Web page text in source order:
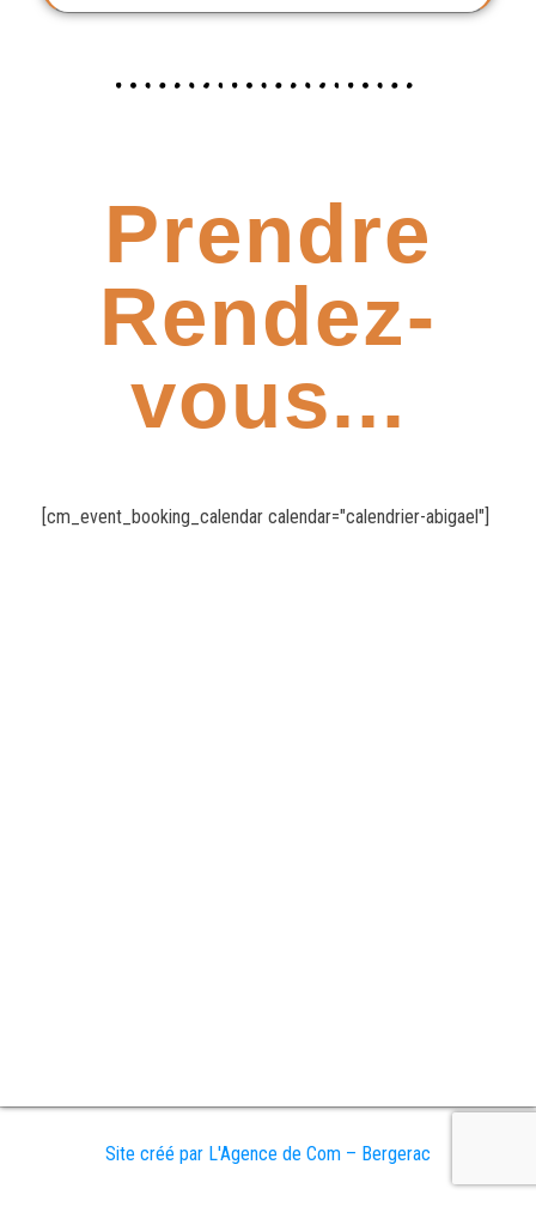
Prendre
Rendez-
vous...
[cm_event_booking_calendar calendar="calendrier-abigael"]
Site créé par L'Agence de Com – Bergerac